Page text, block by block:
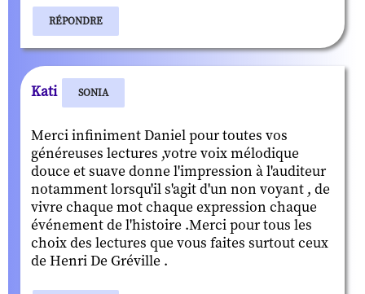
RÉPONDRE
Kati SONIA
Merci infiniment Daniel pour toutes vos
généreuses lectures ,votre voix mélodique
douce et suave donne l'impression à l'auditeur
notamment lorsqu'il s'agit d'un non voyant , de
vivre chaque mot chaque expression chaque
événement de l'histoire .Merci pour tous les
choix des lectures que vous faites surtout ceux
de Henri De Gréville .